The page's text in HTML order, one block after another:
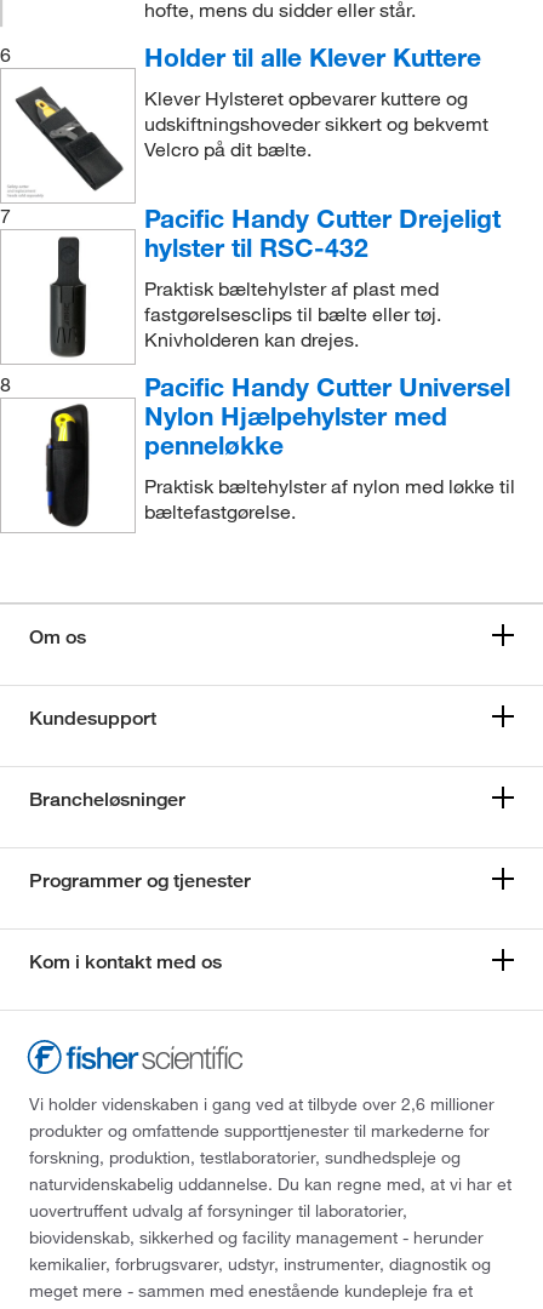
hofte, mens du sidder eller står.
6
Holder til alle Klever Kuttere
Klever Hylsteret opbevarer kuttere og
udskiftningshoveder sikkert og bekvemt
Velcro på dit bælte.
7
Pacific Handy Cutter Drejeligt
hylster til RSC-432
Praktisk bæltehylster af plast med
fastgørelsesclips til bælte eller tøj.
Knivholderen kan drejes.
8
Pacific Handy Cutter Universel
Nylon Hjælpehylster med
penneløkke
Praktisk bæltehylster af nylon med løkke til
bæltefastgørelse.
Om os
Kundesupport
Brancheløsninger
Programmer og tjenester
Kom i kontakt med os
Vi holder videnskaben i gang ved at tilbyde over 2,6 millioner
produkter og omfattende supporttjenester til markederne for
forskning, produktion, testlaboratorier, sundhedspleje og
naturvidenskabelig uddannelse. Du kan regne med, at vi har et
uovertruffent udvalg af forsyninger til laboratorier,
biovidenskab, sikkerhed og facility management - herunder
kemikalier, forbrugsvarer, udstyr, instrumenter, diagnostik og
meget mere - sammen med enestående kundepleje fra et